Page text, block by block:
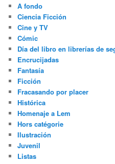
A fondo
Ciencia Ficción
Cine y TV
Cómic
Día del libro en librerías de
Encrucijadas
Fantasía
Ficción
Fracasando por placer
Histórica
Homenaje a Lem
Hors catégorie
Ilustración
Juvenil
Listas